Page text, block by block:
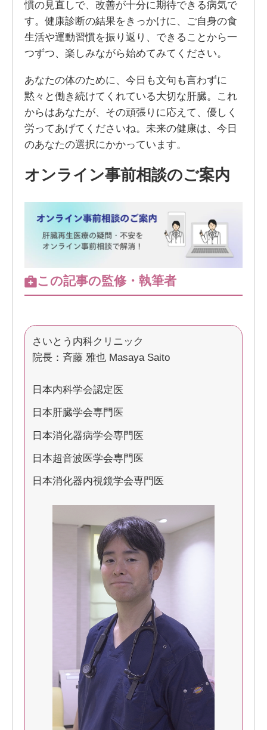
慣の見直しで、改善が十分に期待できる病気で
す。健康診断の結果をきっかけに、ご自身の食
生活や運動習慣を振り返り、できることから一
つずつ、楽しみながら始めてみてください。
あなたの体のために、今日も文句も言わずに
黙々と働き続けてくれている大切な肝臓。これ
からはあなたが、その頑張りに応えて、優しく
労ってあげてくださいね。未来の健康は、今日
のあなたの選択にかかっています。
オンライン事前相談のご案内
この記事の監修・執筆者
さいとう内科クリニック
院長：斉藤 雅也 Masaya Saito
日本内科学会認定医
日本肝臓学会専門医
日本消化器病学会専門医
日本超音波医学会専門医
日本消化器内視鏡学会専門医